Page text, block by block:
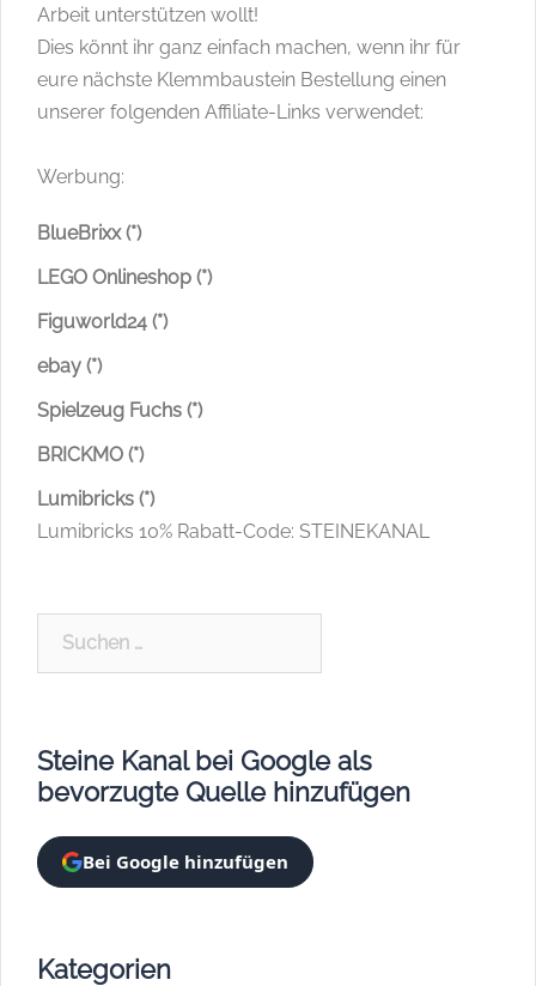
Arbeit unterstützen wollt!
Dies könnt ihr ganz einfach machen, wenn ihr für
eure nächste Klemmbaustein Bestellung einen
unserer folgenden Affiliate-Links verwendet:
Werbung:
BlueBrixx (*)
LEGO Onlineshop (*)
Figuworld24 (*)
ebay (*)
Spielzeug Fuchs (*)
BRICKMO (*)
Lumibricks (*)
Lumibricks 10% Rabatt-Code: STEINEKANAL
Suchen
Steine Kanal bei Google als
bevorzugte Quelle hinzufügen
Bei Google hinzufügen
Kategorien